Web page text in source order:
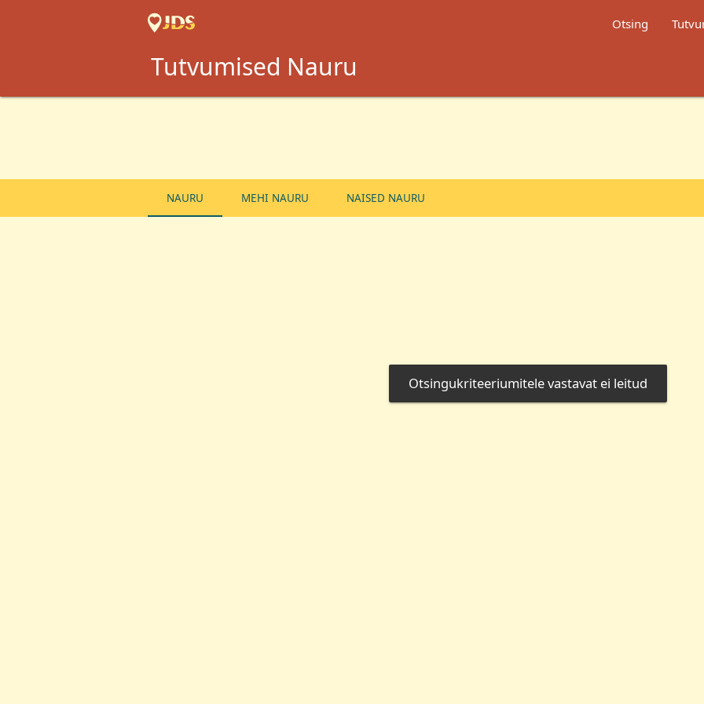
Otsing
Tutvumised Nauru
NAURU MEHI NAURU NAISED NAURU
Otsingukriteeriumitele vastavat ei leitud